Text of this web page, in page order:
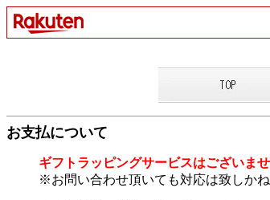
お支払について
ギフトラッピングサービスはございま
※お問い合わせ頂いても対応は致しかね